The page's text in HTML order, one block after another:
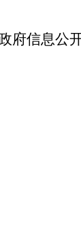
府信息公